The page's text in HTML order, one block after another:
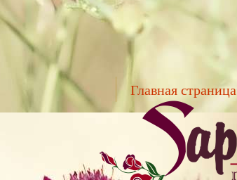
Главная страница